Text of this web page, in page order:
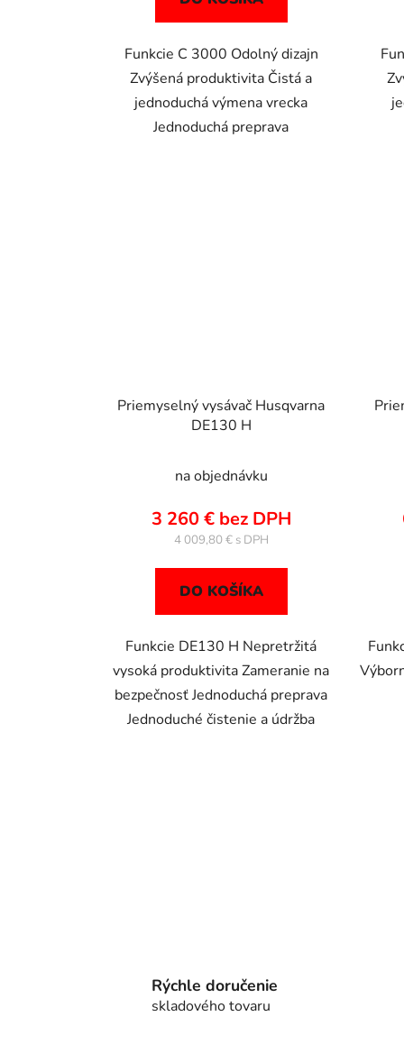
Funkcie C 3000 Odolný dizajn
Zvýšená produktivita Čistá a
jednoduchá výmena vrecka
Jednoduchá preprava
Priemyselný vysávač Husqvarna
DE130 H
na objednávku
3 260 € bez DPH
4 009,80 €
DO KOŠÍKA
Funkcie DE130 H Nepretržitá
vysoká produktivita Zameranie na
bezpečnosť Jednoduchá preprava
Jednoduché čistenie a údržba
Rýchle doručenie
skladového tovaru